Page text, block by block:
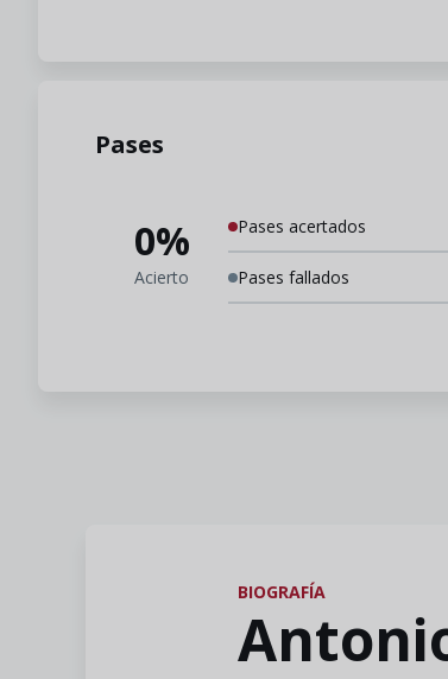
Pases
0%
Acierto
Pases acertados
Pases fallados
BIOGRAFÍA